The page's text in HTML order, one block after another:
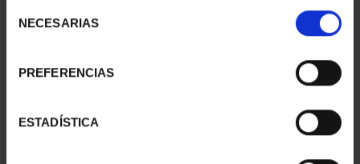
NECESARIAS
PREFERENCIAS
ESTADÍSTICA
Sólo para usuarios
registrados
Sólo para usuarios
registrados